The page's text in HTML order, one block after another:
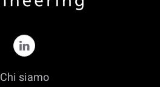
Chi siamo